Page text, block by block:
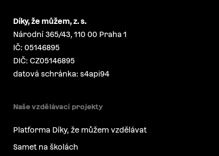
Díky, že můžem, z. s.
Národní 365/43, 110 00 Praha 1
IČ: 05146895
DIČ: CZ05146895
datová schránka: s4api94
Naše vzdělávací projekty
Platforma Díky, že můžem vzdělávat
Samet na školách